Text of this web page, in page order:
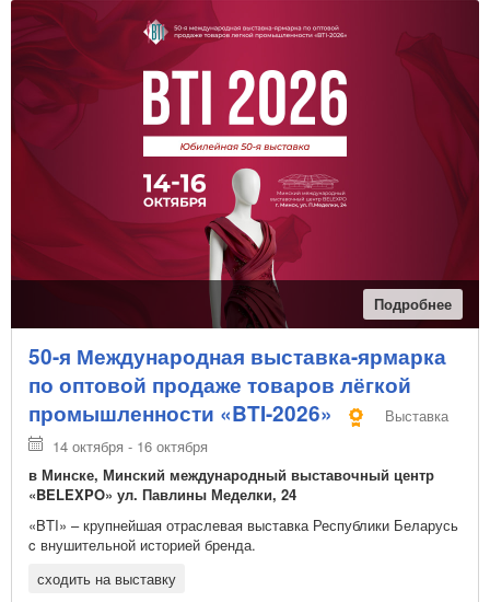
Подробнее
50-я Международная выставка-ярмарка
по оптовой продаже товаров лёгкой
промышленности «BTI-2026»
Выставка
14 октября - 16 октября
в Минске, Минский международный выставочный центр
«BELEXPO» ул. Павлины Меделки, 24
«BTI» – крупнейшая отраслевая выставка Республики Беларусь
c внушительной историей бренда.
сходить на выставку